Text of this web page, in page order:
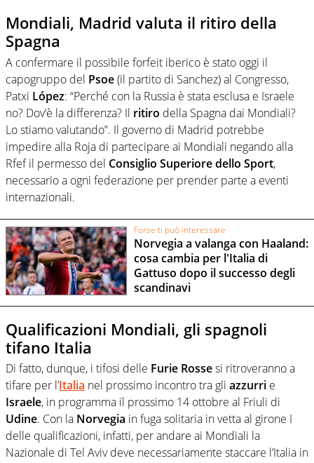
Mondiali, Madrid valuta il ritiro della
Spagna
A confermare il possibile forfeit iberico è stato oggi il
capogruppo del Psoe(il partito di Sanchez) al Congresso,
Patxi López: “Perché con la Russia è stata esclusa e Israele
no? Dov’è la differenza? Il ritiro della Spagna dai Mondiali?
Lo stiamo valutando”. Il governo di Madrid potrebbe
impedire alla Roja di partecipare ai Mondiali negando alla
Rfef il permesso del Consiglio Superiore dello Sport,
necessario a ogni federazione per prender parte a eventi
internazionali.
Forse ti può interessare
Norvegia a valanga con Haaland:
cosa cambia per l'Italia di
Gattuso dopo il successo degli
scandinavi
Qualificazioni Mondiali, gli spagnoli
tifano Italia
Di fatto, dunque, i tifosi delle Furie Rossesi ritroveranno a
tifare per l’Italia nel prossimo incontro tra gli azzurri e
Israele, in programma il prossimo 14 ottobre al Friuli di
Udine. Con la Norvegia in fuga solitaria in vetta al girone I
delle qualificazioni, infatti, per andare ai Mondiali la
Nazionale di Tel Aviv deve necessariamente staccare l’Italia in